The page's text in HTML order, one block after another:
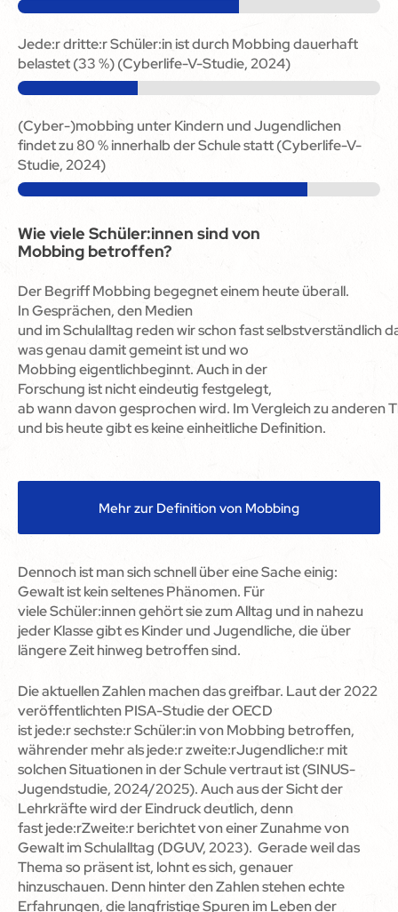
Jede:r dritte:r Schüler:in ist durch Mobbing dauerhaft
belastet (33 %) (Cyberlife-V-Studie, 2024)
(Cyber-)mobbing unter Kindern und Jugendlichen
findet zu 80 % innerhalb der Schule statt (Cyberlife-V-
Studie, 2024)
Wie viele Schüler:innen sind von
Mobbing betroffen?
Der Begriff Mobbing begegnet einem heute überall.
In Gesprächen, den Medien
und im Schulalltag reden wir schon fast selbstverständlich
was genau damit gemeint ist und wo
Mobbing eigentlichbeginnt. Auch in der
Forschung ist nicht eindeutig festgelegt,
ab wann davon gesprochen wird. Im Vergleich zu anderen
und bis heute gibt es keine einheitliche Definition.
Mehr zur Definition von Mobbing
Dennoch ist man sich schnell über eine Sache einig:
Gewalt ist kein seltenes Phänomen. Für
viele Schüler:innen gehört sie zum Alltag und in nahezu
jeder Klasse gibt es Kinder und Jugendliche, die über
längere Zeit hinweg betroffen sind.
Die aktuellen Zahlen machen das greifbar. Laut der 2022
veröffentlichten PISA-Studie der OECD
ist jede:r sechste:r Schüler:in von Mobbing betroffen,
währender mehr als jede:r zweite:rJugendliche:r mit
solchen Situationen in der Schule vertraut ist (SINUS-
Jugendstudie, 2024/2025). Auch aus der Sicht der
Lehrkräfte wird der Eindruck deutlich, denn
fast jede:rZweite:r berichtet von einer Zunahme von
Gewalt im Schulalltag (DGUV, 2023). Gerade weil das
Thema so präsent ist, lohnt es sich, genauer
hinzuschauen. Denn hinter den Zahlen stehen echte
Erfahrungen, die langfristige Spuren im Leben der